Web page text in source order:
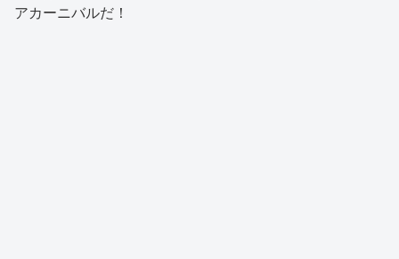
アカーニバルだ！